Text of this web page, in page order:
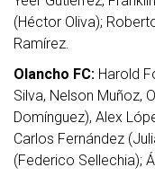
(Héctor Oliva);
Ramírez.
Olancho FC: Harold
Silva, Nelson Muñoz,
Domínguez), Alex
Carlos Fernández
(Federico Sellechia);